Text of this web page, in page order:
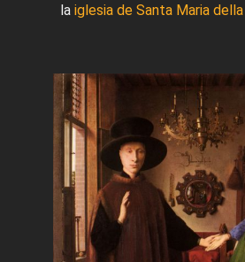
la iglesia de Santa Maria